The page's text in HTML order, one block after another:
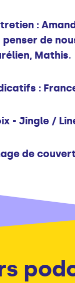
:
penser de
Mathis.
:
- Jingle /
de